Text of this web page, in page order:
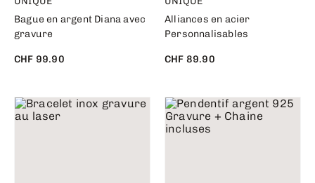
Bague en argent Diana avec
gravure
CHF 99.90
Alliances en acier
Personnalisables
CHF 89.90